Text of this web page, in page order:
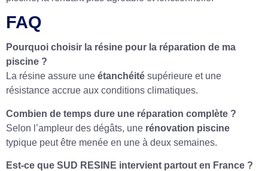
FAQ
Pourquoi choisir la résine pour la réparation de ma
piscine ?
La résine assure une étanchéité supérieure et une
résistance accrue aux conditions climatiques.
Combien de temps dure une réparation complète ?
Selon l’ampleur des dégâts, une rénovation piscine
typique peut être menée en une à deux semaines.
Est-ce que SUD RESINE intervient partout en France ?